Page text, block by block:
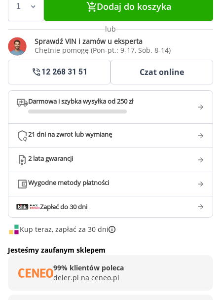
Dodaj do koszyka
lub
Sprawdź VIN i zamów u eksperta
Chętnie pomogę (Pon-pt.: 9-17, Sob. 8-14)
12 268 31 51 Czat online
Darmowa i szybka wysyłka od 250 zł
21 dni na zwrot lub wymianę
2 lata gwarancji
Wygodne metody płatności
Zapłać do 30 dni
Kup teraz, zapłać za 30 dni
Jesteśmy zaufanym sklepem
99% klientów poleca
deler.pl na ceneo.pl